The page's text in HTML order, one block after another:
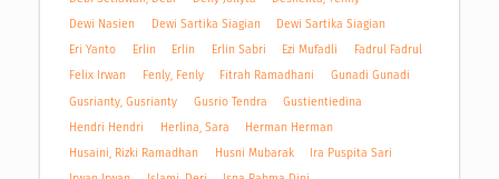
Dewi Nasien
Dewi Sartika Siagian
Dewi Sartika Siagian
Eri Yanto
Erlin Erlin Erlin Sabri Ezi Mufadli
Fadrul Fadrul
Felix Irwan
Fenly, Fenly Fitrah Ramadhani
Gunadi Gunadi
Gusrianty, Gusrianty
Gusrio Tendra
Gustientiedina
Hendri Hendri
Herlina, Sara
Herman Herman
Husaini, Rizki Ramadhan
Husni Mubarak
Ira Puspita Sari